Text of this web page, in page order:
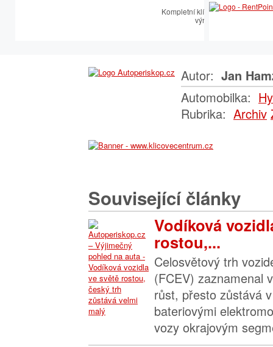
Kompletní klíčařský sortiment
výroby autoklíčů
Autor: Jan
Automobilka:
Rubrika: Archiv
Související články
Vodíková
rostou,...
Celosvětový trh
(FCEV) zaznamenal
růst, přesto zůstává
bateriovými
vozy okrajovým